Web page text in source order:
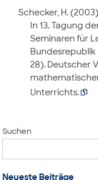
Schecker, H.
In 13. Tagung
Seminaren für
Bundesrepublik
28). Deutscher
Unterrichts.
Suchen
Neueste Beiträge